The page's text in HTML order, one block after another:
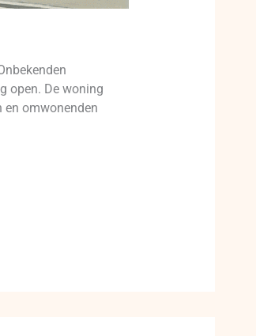
open. De woning
en omwonenden